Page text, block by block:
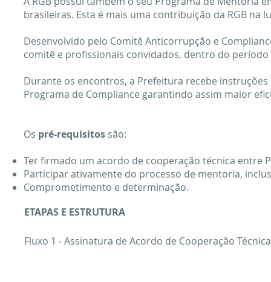
ETAPAS E ESTRUTURA
Fluxo 1 - Assinatura de Acordo de Cooperação
brasileiras. Esta é mais uma contribuição da RGB na
Desenvolvido pelo Comitê Anticorrupção e
comitê e profissionais convidados, dentro do período
Durante os encontros, a Prefeitura recebe
Programa de Compliance garantindo assim maior
Os pré-requisitos são:
Ter firmado um acordo de cooperação técnica entre
Participar ativamente do processo de mentoria,
Comprometimento e determinação.